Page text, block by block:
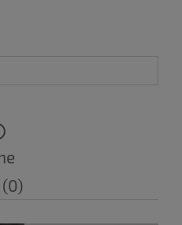
kosztów płatności